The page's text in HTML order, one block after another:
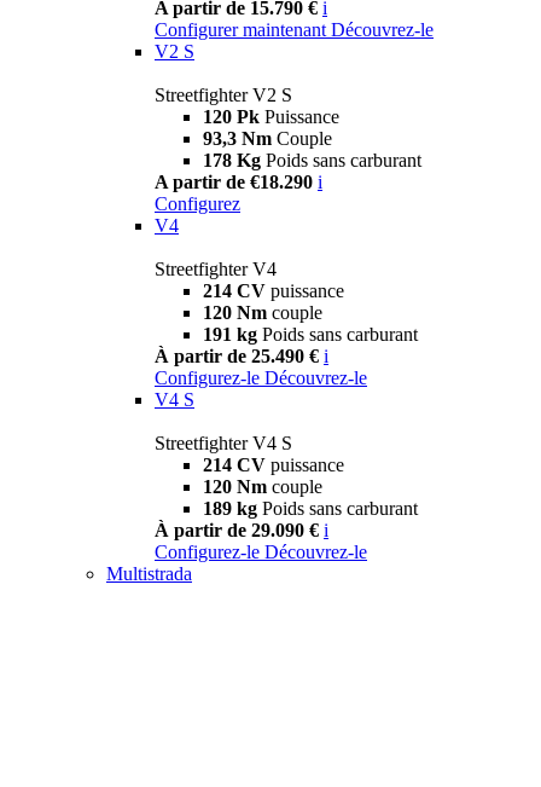
A partir de 15.790 € i
Configurer maintenant Découvrez-le
V2 S
Streetfighter V2 S
120 Pk Puissance
93,3 Nm Couple
178 Kg Poids sans carburant
A partir de €18.290 i
Configurez
V4
Streetfighter V4
214 CV puissance
120 Nm couple
191 kg Poids sans carburant
À partir de 25.490 € i
Configurez-le Découvrez-le
V4 S
Streetfighter V4 S
214 CV puissance
120 Nm couple
189 kg Poids sans carburant
À partir de 29.090 € i
Configurez-le Découvrez-le
Multistrada